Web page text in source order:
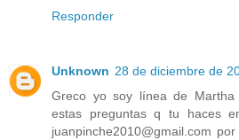
Responder
Unknown 28 de diciembre de
Greco yo soy línea de
estas preguntas q tu haces
juanpinche2010@gmail.com